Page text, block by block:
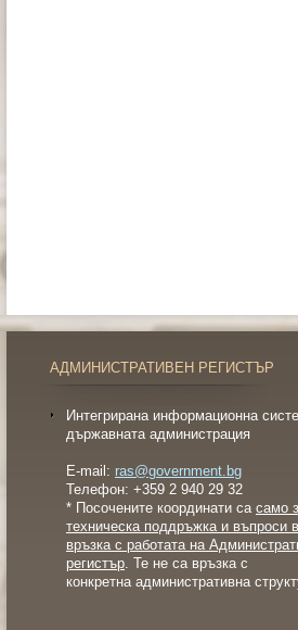
АДМИНИСТРАТИВЕН РЕГИСТЪР
Интегрирана информационна
държавната администрация
E-mail: ras@government.bg
Телефон: +359 2 940 29 32
* Посочените координати са само
техническа поддръжка и въпроси
връзка с работата на
регистър. Те не са връзка с
конкретна административна